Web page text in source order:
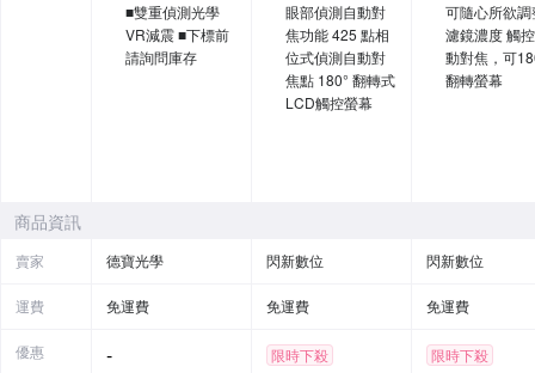
■雙重偵測光學
VR減震 ■下標前
請詢問庫存
眼部偵測自動對
焦功能 425 點相
位式偵測自動對
焦點 180° 翻轉式
LCD觸控螢幕
可隨心所欲調
濾鏡濃度 觸
動對焦，可
翻轉螢幕
商品資訊
賣家 德寶光學 閃新數位 閃新數位
運費 免運費 免運費 免運費
優惠 - 限時下殺 限時下殺